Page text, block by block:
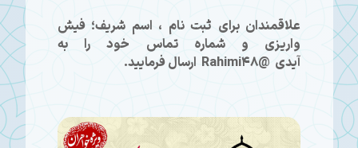
علاقمندان برای ثبت نام ، اسم شریف؛ فیش
واریزی و شماره تماس خود را به
آیدی @Rahimi48 ارسال فرمایید.